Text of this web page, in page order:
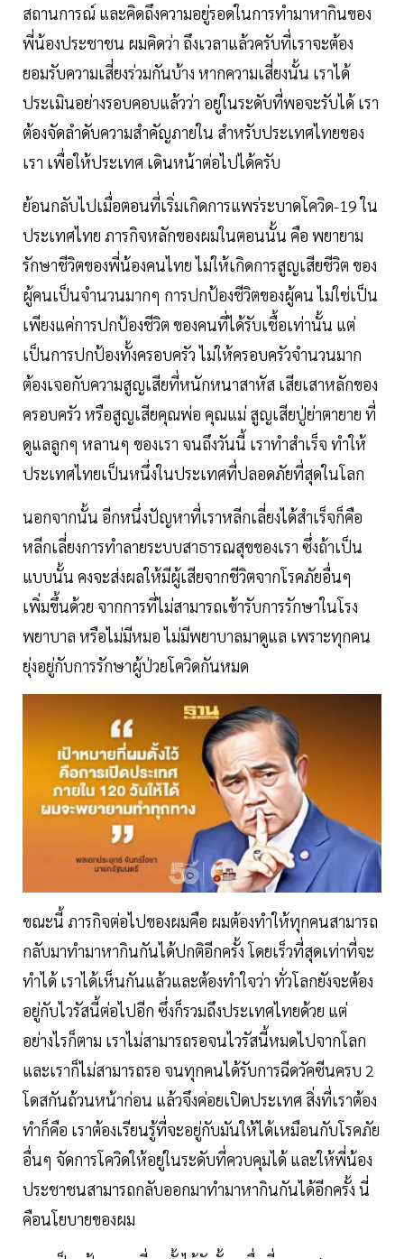
สถานการณ์ และคิดถึงความอยู่รอดในการทำมาหากินของ
พี่น้องประชาชน ผมคิดว่า ถึงเวลาแล้วครับที่เราจะต้อง
ยอมรับความเสี่ยงร่วมกันบ้าง หากความเสี่ยงนั้น เราได้
ประเมินอย่างรอบคอบแล้วว่า อยู่ในระดับที่พอจะรับได้ เรา
ต้องจัดลำดับความสำคัญภายใน สำหรับประเทศไทยของ
เรา เพื่อให้ประเทศ เดินหน้าต่อไปได้ครับ
ย้อนกลับไปเมื่อตอนที่เริ่มเกิดการแพร่ระบาดโควิด-19 ใน
ประเทศไทย ภารกิจหลักของผมในตอนนั้น คือ พยายาม
รักษาชีวิตของพี่น้องคนไทย ไม่ให้เกิดการสูญเสียชีวิต ของ
ผู้คนเป็นจำนวนมากๆ การปกป้องชีวิตของผู้คน ไม่ใช่เป็น
เพียงแค่การปกป้องชีวิต ของคนที่ได้รับเชื้อเท่านั้น แต่
เป็นการปกป้องทั้งครอบครัว ไม่ให้ครอบครัวจำนวนมาก
ต้องเจอกับความสูญเสียที่หนักหนาสาหัส เสียเสาหลักของ
ครอบครัว หรือสูญเสียคุณพ่อ คุณแม่ สูญเสียปู่ย่าตายาย ที่
ดูแลลูกๆ หลานๆ ของเรา จนถึงวันนี้ เราทำสำเร็จ ทำให้
ประเทศไทยเป็นหนึ่งในประเทศที่ปลอดภัยที่สุดในโลก
นอกจากนั้น อีกหนึ่งปัญหาที่เราหลีกเลี่ยงได้สำเร็จก็คือ
หลีกเลี่ยงการทำลายระบบสาธารณสุขของเรา ซึ่งถ้าเป็น
แบบนั้น คงจะส่งผลให้มีผู้เสียจากชีวิตจากโรคภัยอื่นๆ
เพิ่มขึ้นด้วย จากการที่ไม่สามารถเข้ารับการรักษาในโรง
พยาบาล หรือไม่มีหมอ ไม่มีพยาบาลมาดูแล เพราะทุกคน
ยุ่งอยู่กับการรักษาผู้ป่วยโควิดกันหมด
ขณะนี้ ภารกิจต่อไปของผมคือ ผมต้องทำให้ทุกคนสามารถ
กลับมาทำมาหากินกันได้ปกติอีกครั้ง โดยเร็วที่สุดเท่าที่จะ
ทำได้ เราได้เห็นกันแล้วและต้องทำใจว่า ทั่วโลกยังจะต้อง
อยู่กับไวรัสนี้ต่อไปอีก ซึ่งก็รวมถึงประเทศไทยด้วย แต่
อย่างไรก็ตาม เราไม่สามารถรอจนไวรัสนี้หมดไปจากโลก
และเราก็ไม่สามารถรอ จนทุกคนได้รับการฉีดวัคซีนครบ 2
โดสกันถ้วนหน้าก่อน แล้วจึงค่อยเปิดประเทศ สิ่งที่เราต้อง
ทำก็คือ เราต้องเรียนรู้ที่จะอยู่กับมันให้ได้เหมือนกับโรคภัย
อื่นๆ จัดการโควิดให้อยู่ในระดับที่ควบคุมได้ และให้พี่น้อง
ประชาชนสามารถกลับออกมาทำมาหากินกันได้อีกครั้ง นี่
คือนโยบายของผม